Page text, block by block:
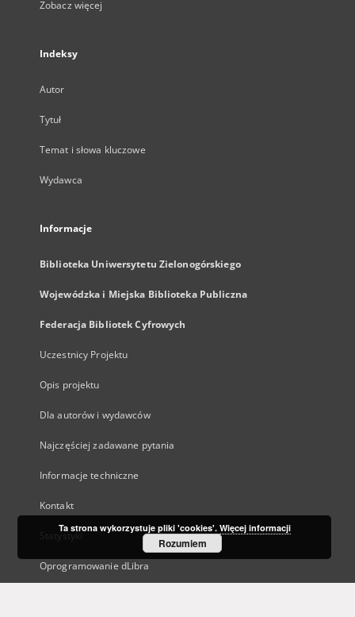
Zobacz więcej
Indeksy
Autor
Tytuł
Temat i słowa kluczowe
Wydawca
Informacje
Biblioteka Uniwersytetu Zielonogórskiego
Wojewódzka i Miejska Biblioteka Publiczna
Federacja Bibliotek Cyfrowych
Uczestnicy Projektu
Opis projektu
Dla autorów i wydawców
Najczęściej zadawane pytania
Informacje techniczne
Kontakt
Statystyki
Oprogramowanie dLibra
Ta strona wykorzystuje pliki 'cookies'. Więcej informacji
Rozumiem